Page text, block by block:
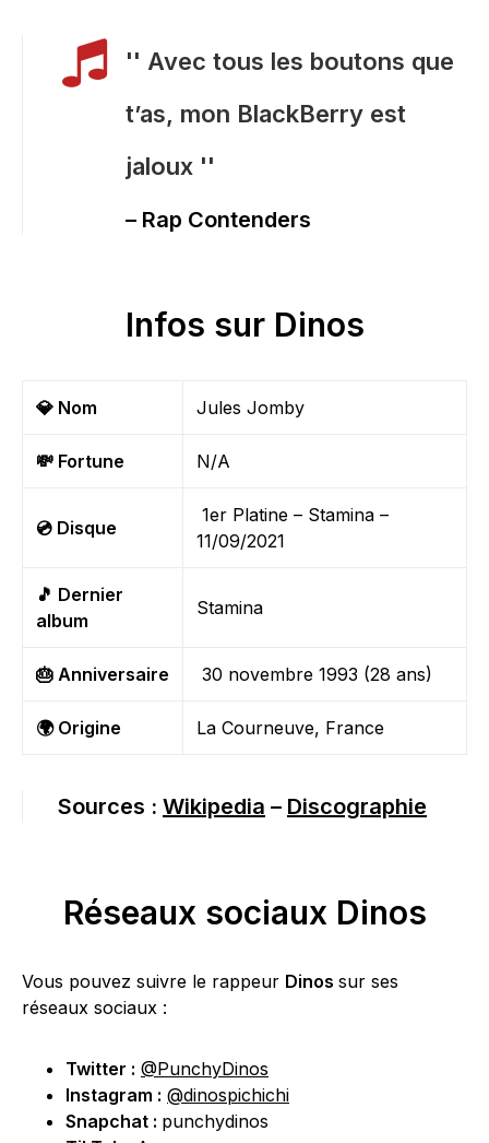
'' Avec tous les boutons que
t’as, mon BlackBerry est
jaloux ''
– Rap Contenders
Infos sur Dinos
💎 Nom Jules Jomby
💸 Fortune N/A
💿 Disque
1er Platine – Stamina –
11/09/2021
🎵 Dernier
album
Stamina
🎂 Anniversaire 30 novembre 1993 (28 ans)
🌍 Origine La Courneuve, France
Sources : Wikipedia – Discographie
Réseaux sociaux Dinos
Vous pouvez suivre le rappeur Dinos sur ses
réseaux sociaux :
Twitter : @PunchyDinos
Instagram : @dinospichichi
Snapchat : punchydinos